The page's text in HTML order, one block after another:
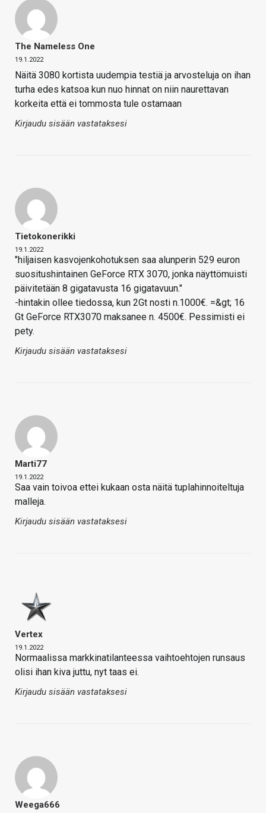
The Nameless One
19.1.2022
Näitä 3080 kortista uudempia testiä ja arvosteluja on ihan
turha edes katsoa kun nuo hinnat on niin naurettavan
korkeita että ei tommosta tule ostamaan
Kirjaudu sisään vastataksesi
Tietokonerikki
19.1.2022
"hiljaisen kasvojenkohotuksen saa alunperin 529 euron
suositushintainen GeForce RTX 3070, jonka näyttömuisti
päivitetään 8 gigatavusta 16 gigatavuun."
-hintakin ollee tiedossa, kun 2Gt nosti n.1000€. =&gt; 16
Gt GeForce RTX3070 maksanee n. 4500€. Pessimisti ei
pety.
Kirjaudu sisään vastataksesi
Marti77
19.1.2022
Saa vain toivoa ettei kukaan osta näitä tuplahinnoiteltuja
malleja.
Kirjaudu sisään vastataksesi
Vertex
19.1.2022
Normaalissa markkinatilanteessa vaihtoehtojen runsaus
olisi ihan kiva juttu, nyt taas ei.
Kirjaudu sisään vastataksesi
Weega666